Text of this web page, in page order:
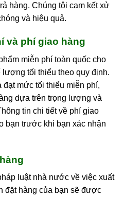
hàng. Chúng tôi cam kết xử
và hiệu quả.
và phí giao hàng
miễn phí toàn quốc cho
tối thiểu theo quy định.
mức tối thiểu miễn phí,
dựa trên trọng lượng và
tin chi tiết về phí giao
bạn trước khi bạn xác nhận
luật nhà nước về việc xuất
đặt hàng của bạn sẽ được